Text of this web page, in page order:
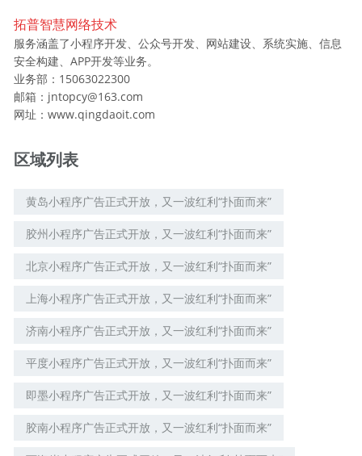
拓普智慧网络技术
服务涵盖了小程序开发、公众号开发、网站建设、系统实施、信息
安全构建、APP开发等业务。
业务部：15063022300
邮箱：jntopcy@163.com
网址：www.qingdaoit.com
区域列表
黄岛小程序广告正式开放，又一波红利“扑面而来”
胶州小程序广告正式开放，又一波红利“扑面而来”
北京小程序广告正式开放，又一波红利“扑面而来”
上海小程序广告正式开放，又一波红利“扑面而来”
济南小程序广告正式开放，又一波红利“扑面而来”
平度小程序广告正式开放，又一波红利“扑面而来”
即墨小程序广告正式开放，又一波红利“扑面而来”
胶南小程序广告正式开放，又一波红利“扑面而来”